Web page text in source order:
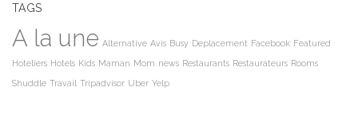
TAGS
A la une Alternative Avis Busy Deplacement Facebook Featured
Hoteliers Hotels Kids Maman Mom news Restaurants Restaurateurs Rooms
Shuddle Travail Tripadvisor Uber Yelp